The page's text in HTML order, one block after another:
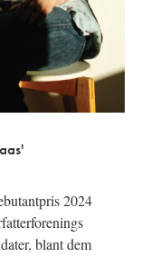
2024
blant dem